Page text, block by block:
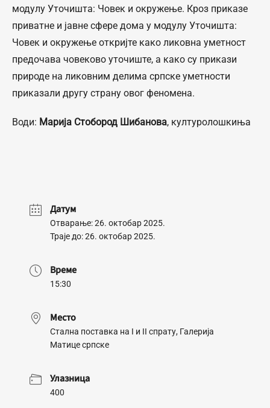
модулу Уточишта: Човек и окружење. Кроз приказе
приватне и јавне сфере дома у модулу Уточишта:
Човек и окружење откријте како ликовна уметност
предочава човеково уточиште, а како су прикази
природе на ликовним делима српске уметности
приказали другу страну овог феномена.
Води: Марија Стобород Шибанова, културолошкиња
Датум
Отварање: 26. октобар 2025.
Траје до: 26. октобар 2025.
Време
15:30
Место
Стална поставка на I и II спрату, Галерија
Матице српске
Улазница
400